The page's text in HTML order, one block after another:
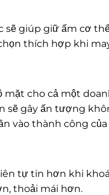
sẽ giúp giữ ấm cơ
thích hợp khi
cho cả một
sẽ gây ấn tượng
vào thành công
tự tin hơn khi
thoải mái hơn.